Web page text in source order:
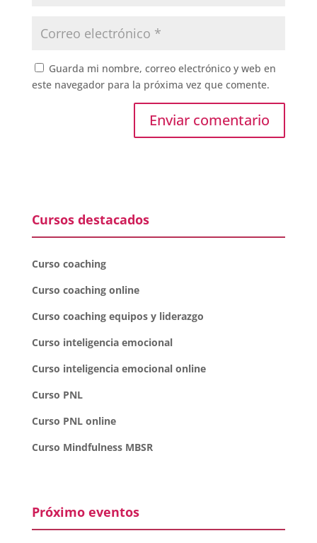
Guarda mi nombre, correo electrónico y web en
este navegador para la próxima vez que comente.
Cursos destacados
Curso coaching
Curso coaching online
Curso coaching equipos y liderazgo
Curso inteligencia emocional
Curso inteligencia emocional online
Curso PNL
Curso PNL online
Curso Mindfulness MBSR
Próximo eventos